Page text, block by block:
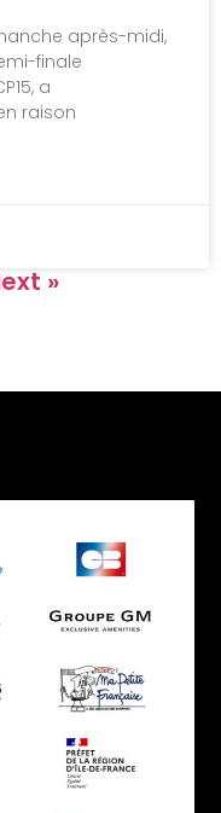
après-midi,
finale
a
raison
»